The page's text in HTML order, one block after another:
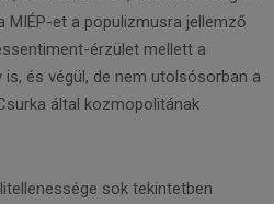
MIÉP-et a populizmusra jellemző
érzület mellett a
és végül, de nem utolsósorban a
által kozmopolitának
sok tekintetben